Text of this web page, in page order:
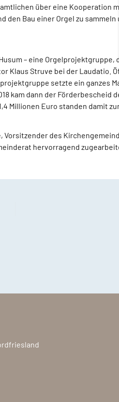
über eine Kooperation
Bau einer Orgel zu
– eine
Klaus Struve bei der
setzte ein ganzes
kam dann der Förderbescheid
Millionen Euro standen damit
des
hervorragend